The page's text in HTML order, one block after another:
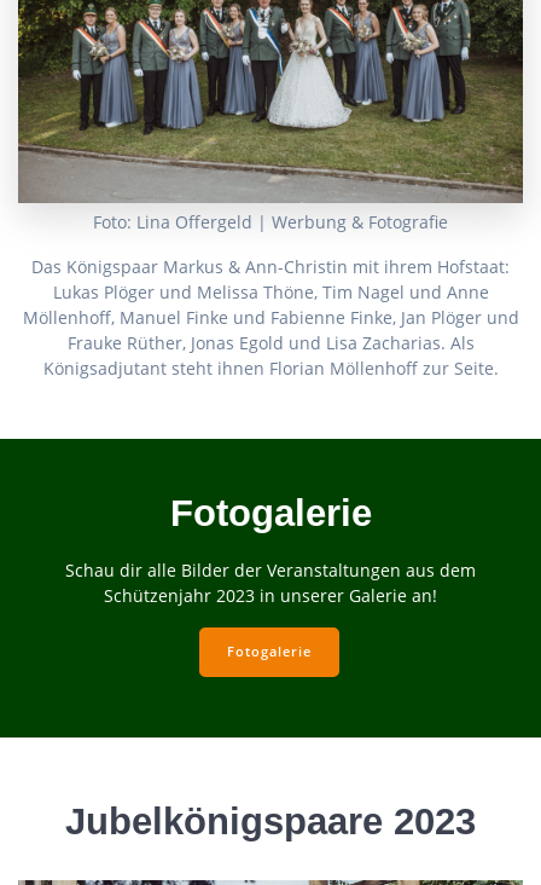
Foto: Lina Offergeld | Werbung & Fotografie
Das Königspaar Markus & Ann-Christin mit ihrem Hofstaat:
Lukas Plöger und Melissa Thöne, Tim Nagel und Anne
Möllenhoff, Manuel Finke und Fabienne Finke, Jan Plöger und
Frauke Rüther, Jonas Egold und Lisa Zacharias. Als
Königsadjutant steht ihnen Florian Möllenhoff zur Seite.
Fotogalerie
Schau dir alle Bilder der Veranstaltungen aus dem
Schützenjahr 2023 in unserer Galerie an!
Fotogalerie
Jubelkönigspaare 2023